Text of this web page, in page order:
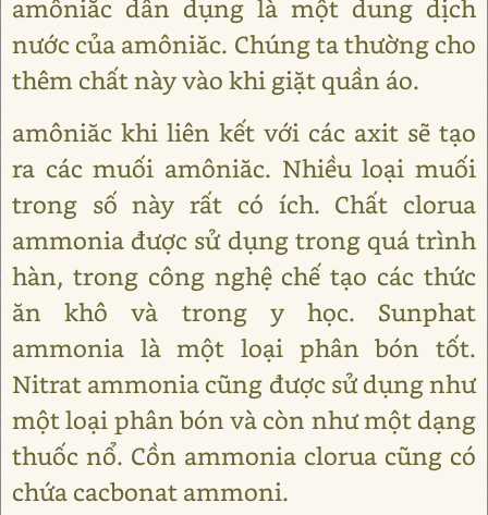
amôniăc dân dụng là một dung dịch
nước của amôniăc. Chúng ta thường cho
thêm chất này vào khi giặt quần áo.
amôniăc khi liên kết với các axit sẽ tạo
ra các muối amôniăc. Nhiều loại muối
trong số này rất có ích. Chất clorua
ammonia được sử dụng trong quá trình
hàn, trong công nghệ chế tạo các thức
ăn khô và trong y học. Sunphat
ammonia là một loại phân bón tốt.
Nitrat ammonia cũng được sử dụng như
một loại phân bón và còn như một dạng
thuốc nổ. Cồn ammonia clorua cũng có
chứa cacbonat ammoni.